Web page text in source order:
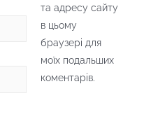
та адресу сайту
в цьому
браузері для
моїх подальших
коментарів.